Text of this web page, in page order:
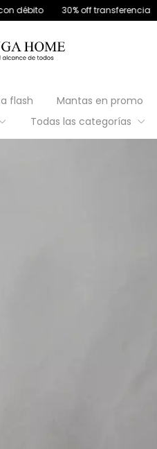
12 cuotas sin interés
flash Mantas en promo
Todas las categorías